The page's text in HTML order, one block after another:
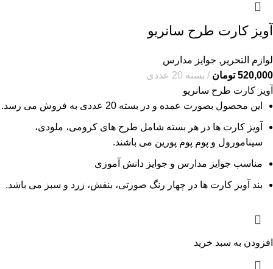
آویز کارت طرح سانریو
لوازم التحریر , جوایز مدارس
520,000 تومان
بسته 20 عددی
آویز کارت طرح سانریو
این محصول بصورت عمده و در بسته 20 عددی به فروش می رسد.
آویز کارت ها در هر بسته شامل طرح های کرومی، ملودی،
سینامورول و پوم پوم پورین می باشند.
مناسب جوایز مدارس و جوایز دانش آموزی
بند آویز کارت ها در چهار رنگ صورتی، بنفش، زرد و سبز می باشد.
افزودن به سبد خرید